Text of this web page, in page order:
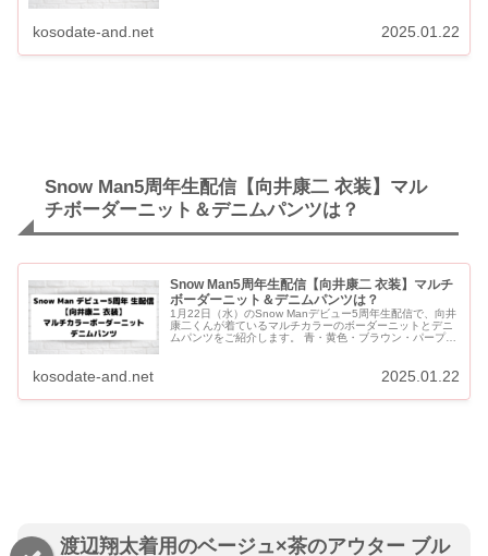
kosodate-and.net 2025.01.22
Snow Man5周年生配信【向井康二 衣装】マル
チボーダーニット＆デニムパンツは？
Snow Man5周年生配信【向井康二 衣装】マルチ
ボーダーニット＆デニムパンツは？
1月22日（水）のSnow Manデビュー5周年生配信で、向井
康二くんが着ているマルチカラーのボーダーニットとデニ
ムパンツをご紹介します。 青・黄色・ブラウン・パープ
kosodate-and.net 2025.01.22
渡辺翔太着用のベージュ×茶のアウター ブル